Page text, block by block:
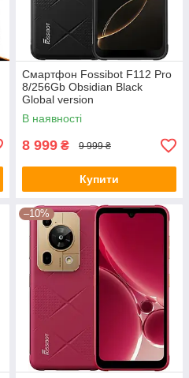
Смартфон Fossibot F112 Pro
8/256Gb Obsidian Black
Global version
В наявності
8 999 ₴ 9 999 ₴
Купити
–10%